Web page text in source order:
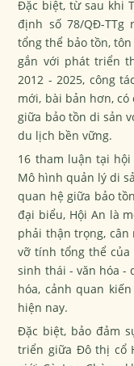
Đặc biệt, từ sau khi
định số 78/QĐ-TTg
tổng thể bảo tồn,
gắn với phát triển
2012 - 2025, công
mới, bài bản hơn,
giữa bảo tồn di sản
du lịch bền vững.
16 tham luận tại
Mô hình quản lý di
quan hệ giữa bảo
đại biểu, Hội An là
phải thận trọng, cân
vỡ tính tổng thể
sinh thái - văn hóa -
hóa, cảnh quan
hiện nay.
Đặc biệt, bảo đảm
triển giữa Đô thị cổ